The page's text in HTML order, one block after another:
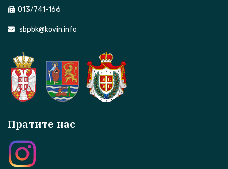
013/741-166
sbpbk@kovin.info
Пратите нас